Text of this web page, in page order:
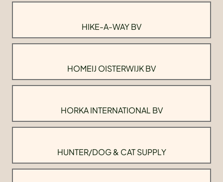
HIKE-A-WAY BV
HOMEIJ OISTERWIJK BV
HORKA INTERNATIONAL BV
HUNTER/DOG & CAT SUPPLY